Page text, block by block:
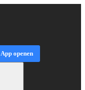
App openen